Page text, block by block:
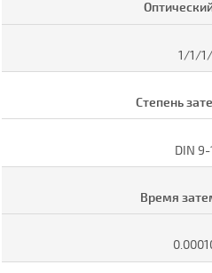
1/1/
Степень
DIN 9-
Время